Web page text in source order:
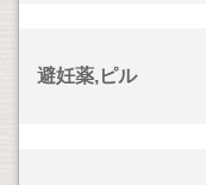
避妊薬,ピル